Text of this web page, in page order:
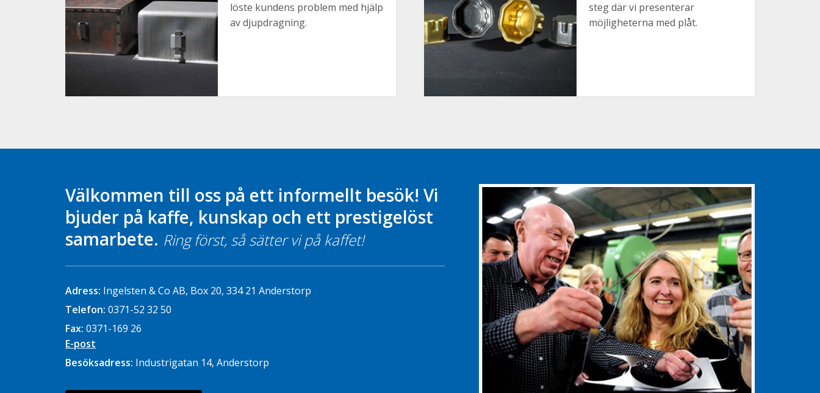
löste kundens problem med hjälp
av djupdragning.
steg där vi presenterar
möjligheterna med plåt.
Välkommen till oss på ett informellt besök! Vi
bjuder på kaffe, kunskap och ett prestigelöst
samarbete. Ring först, så sätter vi på kaffet!
Adress: Ingelsten & Co AB, Box 20, 334 21 Anderstorp
Telefon: 0371-52 32 50
Fax: 0371-169 26
E-post
Besöksadress: Industrigatan 14, Anderstorp